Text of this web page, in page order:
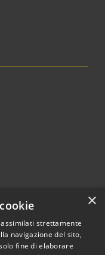
×
strettamente
navigazione del sito,
fine di elaborare